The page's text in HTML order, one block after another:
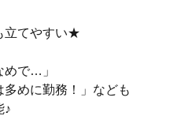
立てやすい★
めで…」
多めに勤務！」なども
♪